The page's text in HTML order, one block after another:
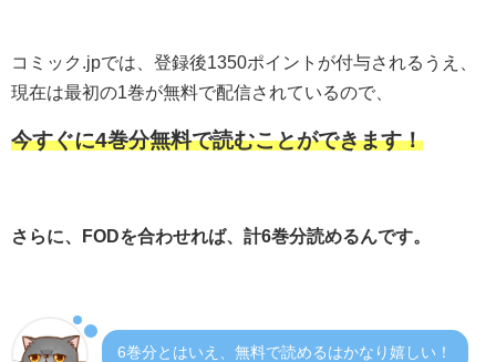
コミック.jpでは、登録後1350ポイントが付与されるうえ、
現在は最初の1巻が無料で配信されているので、
今すぐに4巻分無料で読むことができます！
さらに、FODを合わせれば、計6巻分読めるんです。
6巻分とはいえ、無料で読めるはかなり嬉しい！